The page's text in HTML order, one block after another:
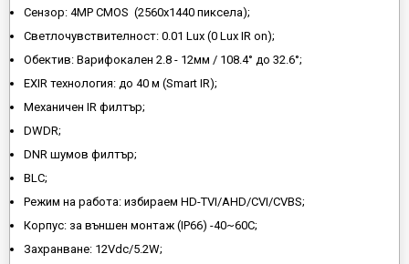
Сензор: 4MP CMOS (2560х1440 пиксела);
Светлочувствителност: 0.01 Lux (0 Lux IR on);
Обектив: Варифокален 2.8 - 12мм / 108.4° до 32.6°;
EXIR технология: до 40 м (Smart IR);
Механичен IR филтър;
DWDR;
DNR шумов филтър;
BLC;
Режим на работа: избираем HD-TVI/AHD/CVI/CVBS;
Корпус: за външен монтаж (IP66) -40~60C;
Захранване: 12Vdc/5.2W;